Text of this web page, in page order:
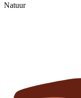
Natuur